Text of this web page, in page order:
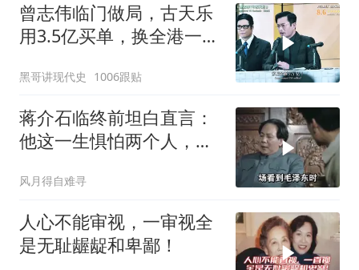
曾志伟临门做局，古天乐
用3.5亿买单，换全港一声
黑哥讲现代史 1006跟贴
蒋介石临终前坦白直言：
他这一生惧怕两个人，却
风月得自难寻
人心不能审视，一审视全
是无耻龌龊和卑鄙！